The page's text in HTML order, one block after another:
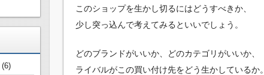
このショップを生かし切るにはどうすべきか、
少し突っ込んで考えてみるといいでしょう。
どのブランドがいいか、どのカテゴリがいいか、
ライバルがこの買い付け先をどう生かしているか。
(6)